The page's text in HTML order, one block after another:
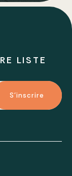
LISTE
S'inscrire